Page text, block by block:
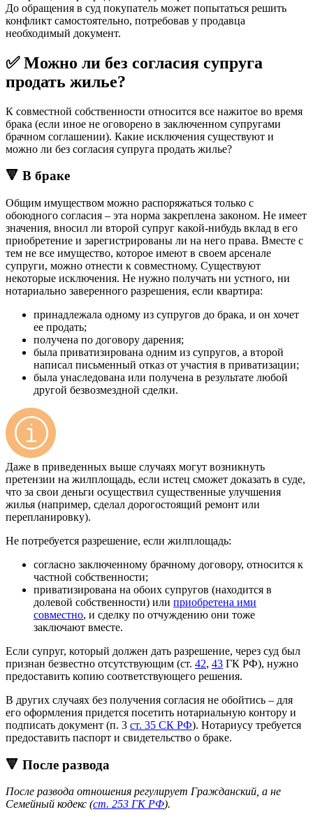
До обращения в суд покупатель может попытаться решить
конфликт самостоятельно, потребовав у продавца
необходимый документ.
✅ Можно ли без согласия супруга
продать жилье?
К совместной собственности относится все нажитое во время
брака (если иное не оговорено в заключенном супругами
брачном соглашении). Какие исключения существуют и
можно ли без согласия супруга продать жилье?
🔻 В браке
Общим имуществом можно распоряжаться только с
обоюдного согласия – эта норма закреплена законом. Не имеет
значения, вносил ли второй супруг какой-нибудь вклад в его
приобретение и зарегистрированы ли на него права. Вместе с
тем не все имущество, которое имеют в своем арсенале
супруги, можно отнести к совместному. Существуют
некоторые исключения. Не нужно получать ни устного, ни
нотариально заверенного разрешения, если квартира:
принадлежала одному из супругов до брака, и он хочет
ее продать;
получена по договору дарения;
была приватизирована одним из супругов, а второй
написал письменный отказ от участия в приватизации;
была унаследована или получена в результате любой
другой безвозмездной сделки.
Даже в приведенных выше случаях могут возникнуть
претензии на жилплощадь, если истец сможет доказать в суде,
что за свои деньги осуществил существенные улучшения
жилья (например, сделал дорогостоящий ремонт или
перепланировку).
Не потребуется разрешение, если жилплощадь:
согласно заключенному брачному договору, относится к
частной собственности;
приватизирована на обоих супругов (находится в
долевой собственности) или приобретена ими
совместно, и сделку по отчуждению они тоже
заключают вместе.
Если супруг, который должен дать разрешение, через суд был
признан безвестно отсутствующим (ст. 42, 43 ГК РФ), нужно
предоставить копию соответствующего решения.
В других случаях без получения согласия не обойтись – для
его оформления придется посетить нотариальную контору и
подписать документ (п. 3 ст. 35 СК РФ). Нотариусу требуется
предоставить паспорт и свидетельство о браке.
🔻 После развода
После развода отношения регулирует Гражданский, а не
Семейный кодекс (ст. 253 ГК РФ).